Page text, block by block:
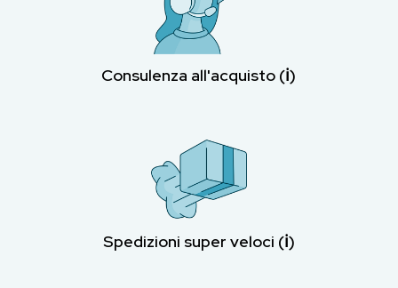
Consulenza all'acquisto (ℹ︎)
Spedizioni super veloci (ℹ︎)